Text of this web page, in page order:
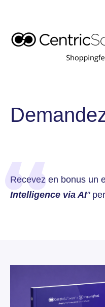
Recevez en bonus un
Intelligence via AI"